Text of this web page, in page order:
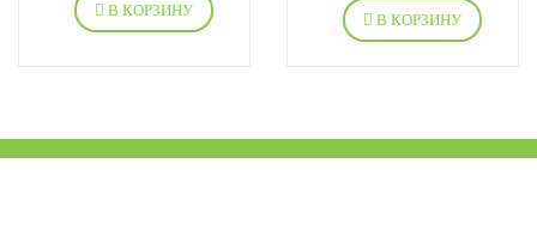
В КОРЗИНУ В КОРЗИНУ